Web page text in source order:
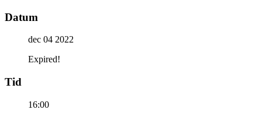
Datum
dec 04 2022
Expired!
Tid
16:00